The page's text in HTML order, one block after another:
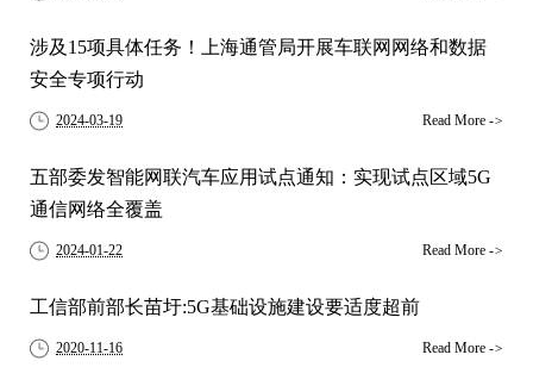
涉及15项具体任务！上海通管局开展车联网网络和数据
安全专项行动
2024-03-19 Read More ->
五部委发智能网联汽车应用试点通知：实现试点区域5G
通信网络全覆盖
2024-01-22 Read More ->
工信部前部长苗圩:5G基础设施建设要适度超前
2020-11-16 Read More ->